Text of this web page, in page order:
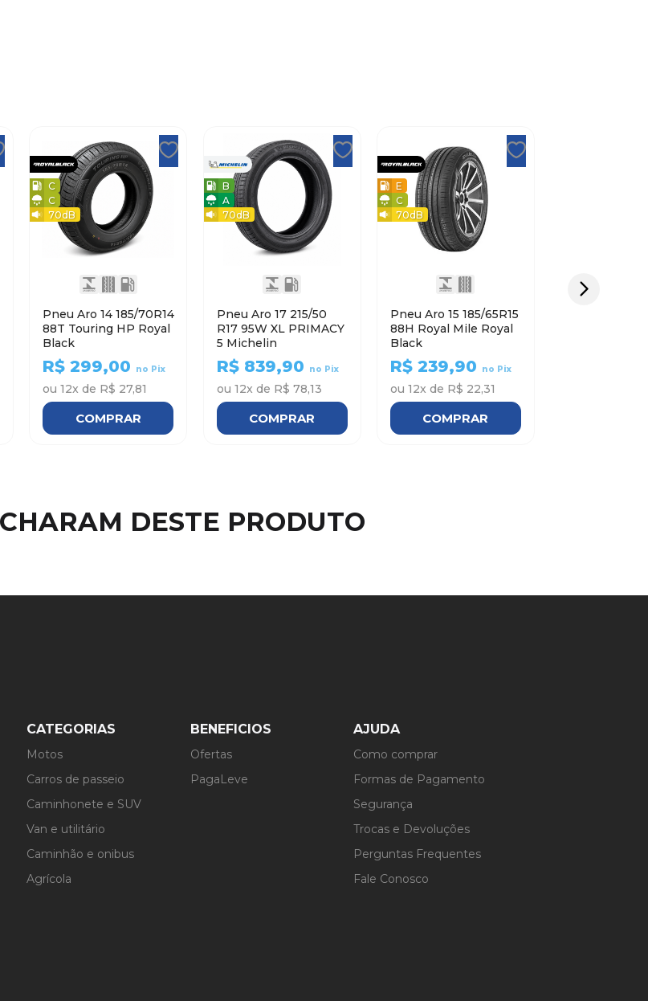
C
C
70dB
Pneu Aro 14 185/70R14
88T Touring HP Royal
Black
R$299,00 no Pix
ou 12x de R$ 27,81
COMPRAR
B
A
70dB
Pneu Aro 17 215/50
R17 95W XL PRIMACY
5 Michelin
R$ 839,90 no Pix
ou 12x de R$ 78,13
COMPRAR
E
C
70dB
Pneu Aro 15 185/65R15
88H Royal Mile Royal
Black
R$ 239,90 no Pix
ou 12x de R$ 22,31
COMPRAR
DESTE PRODUTO
CATEGORIAS
Motos
Carros de passeio
Caminhonete e SUV
Van e utilitário
Caminhão e onibus
Agrícola
BENEFICIOS
Ofertas
PagaLeve
AJUDA
Como comprar
Formas de Pagamento
Segurança
Trocas e Devoluções
Perguntas Frequentes
Fale Conosco